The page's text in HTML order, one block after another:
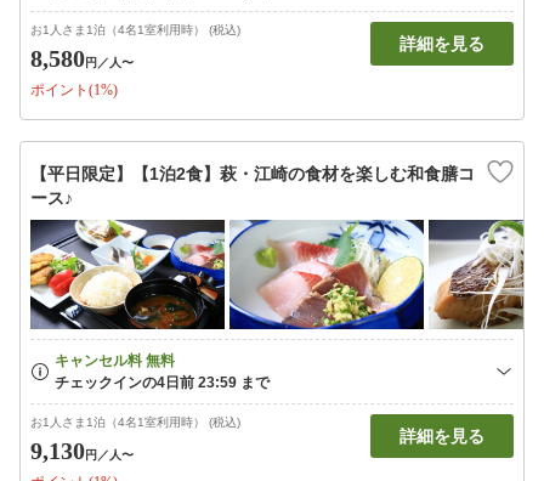
お1人さま1泊（4名1室利用時） (税込)
8,580円 ／人〜
ポイント(1%)
詳細を見る
【平日限定】【1泊2食】萩・江崎の食材を楽しむ和食膳コ
ース♪
お1人さま1泊（4名1室利用時） (税込)
9,130円 ／人〜
詳細を見る